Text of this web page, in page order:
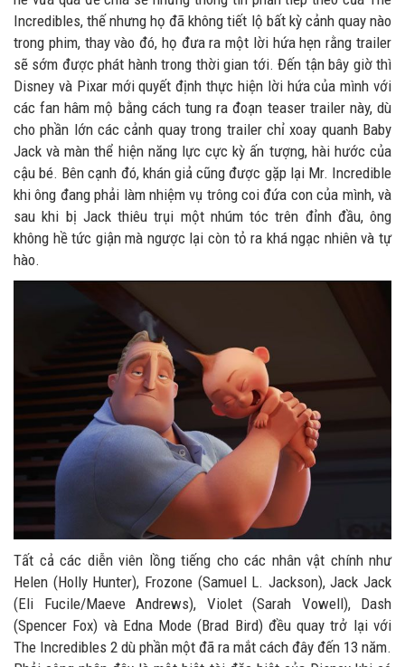
Incredibles, thế nhưng họ đã không tiết lộ bất kỳ cảnh quay nào
trong phim, thay vào đó, họ đưa ra một lời hứa hẹn rằng trailer
sẽ sớm được phát hành trong thời gian tới. Đến tận bây giờ thì
Disney và Pixar mới quyết định thực hiện lời hứa của mình với
các fan hâm mộ bằng cách tung ra đoạn teaser trailer này, dù
cho phần lớn các cảnh quay trong trailer chỉ xoay quanh Baby
Jack và màn thể hiện năng lực cực kỳ ấn tượng, hài hước của
cậu bé. Bên cạnh đó, khán giả cũng được gặp lại Mr. Incredible
khi ông đang phải làm nhiệm vụ trông coi đứa con của mình, và
sau khi bị Jack thiêu trụi một nhúm tóc trên đỉnh đầu, ông
không hề tức giận mà ngược lại còn tỏ ra khá ngạc nhiên và tự
hào.
Tất cả các diễn viên lồng tiếng cho các nhân vật chính như
Helen (Holly Hunter), Frozone (Samuel L. Jackson), Jack Jack
(Eli Fucile/Maeve Andrews), Violet (Sarah Vowell), Dash
(Spencer Fox) và Edna Mode (Brad Bird) đều quay trở lại với
The Incredibles 2 dù phần một đã ra mắt cách đây đến 13 năm.